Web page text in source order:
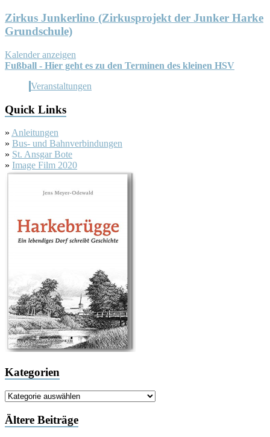
Zirkus Junkerlino (Zirkusprojekt der Junker Harke
Grundschule)
Kalender anzeigen
Fußball - Hier geht es zu den Terminen des kleinen HSV
Veranstaltungen
Quick Links
» Anleitungen
» Bus- und Bahnverbindungen
» St. Ansgar Bote
» Image Film 2020
Kategorien
Kategorien
Ältere Beiträge